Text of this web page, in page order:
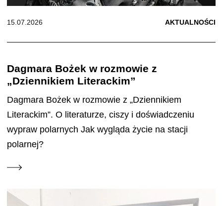
15.07.2026 AKTUALNOŚCI
Dagmara Bożek w rozmowie z
„Dziennikiem Literackim”
Dagmara Bożek w rozmowie z „Dziennikiem
Literackim”. O literaturze, ciszy i doświadczeniu
wypraw polarnych Jak wygląda życie na stacji
polarnej?